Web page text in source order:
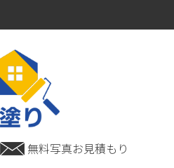
無料写真お見積もり